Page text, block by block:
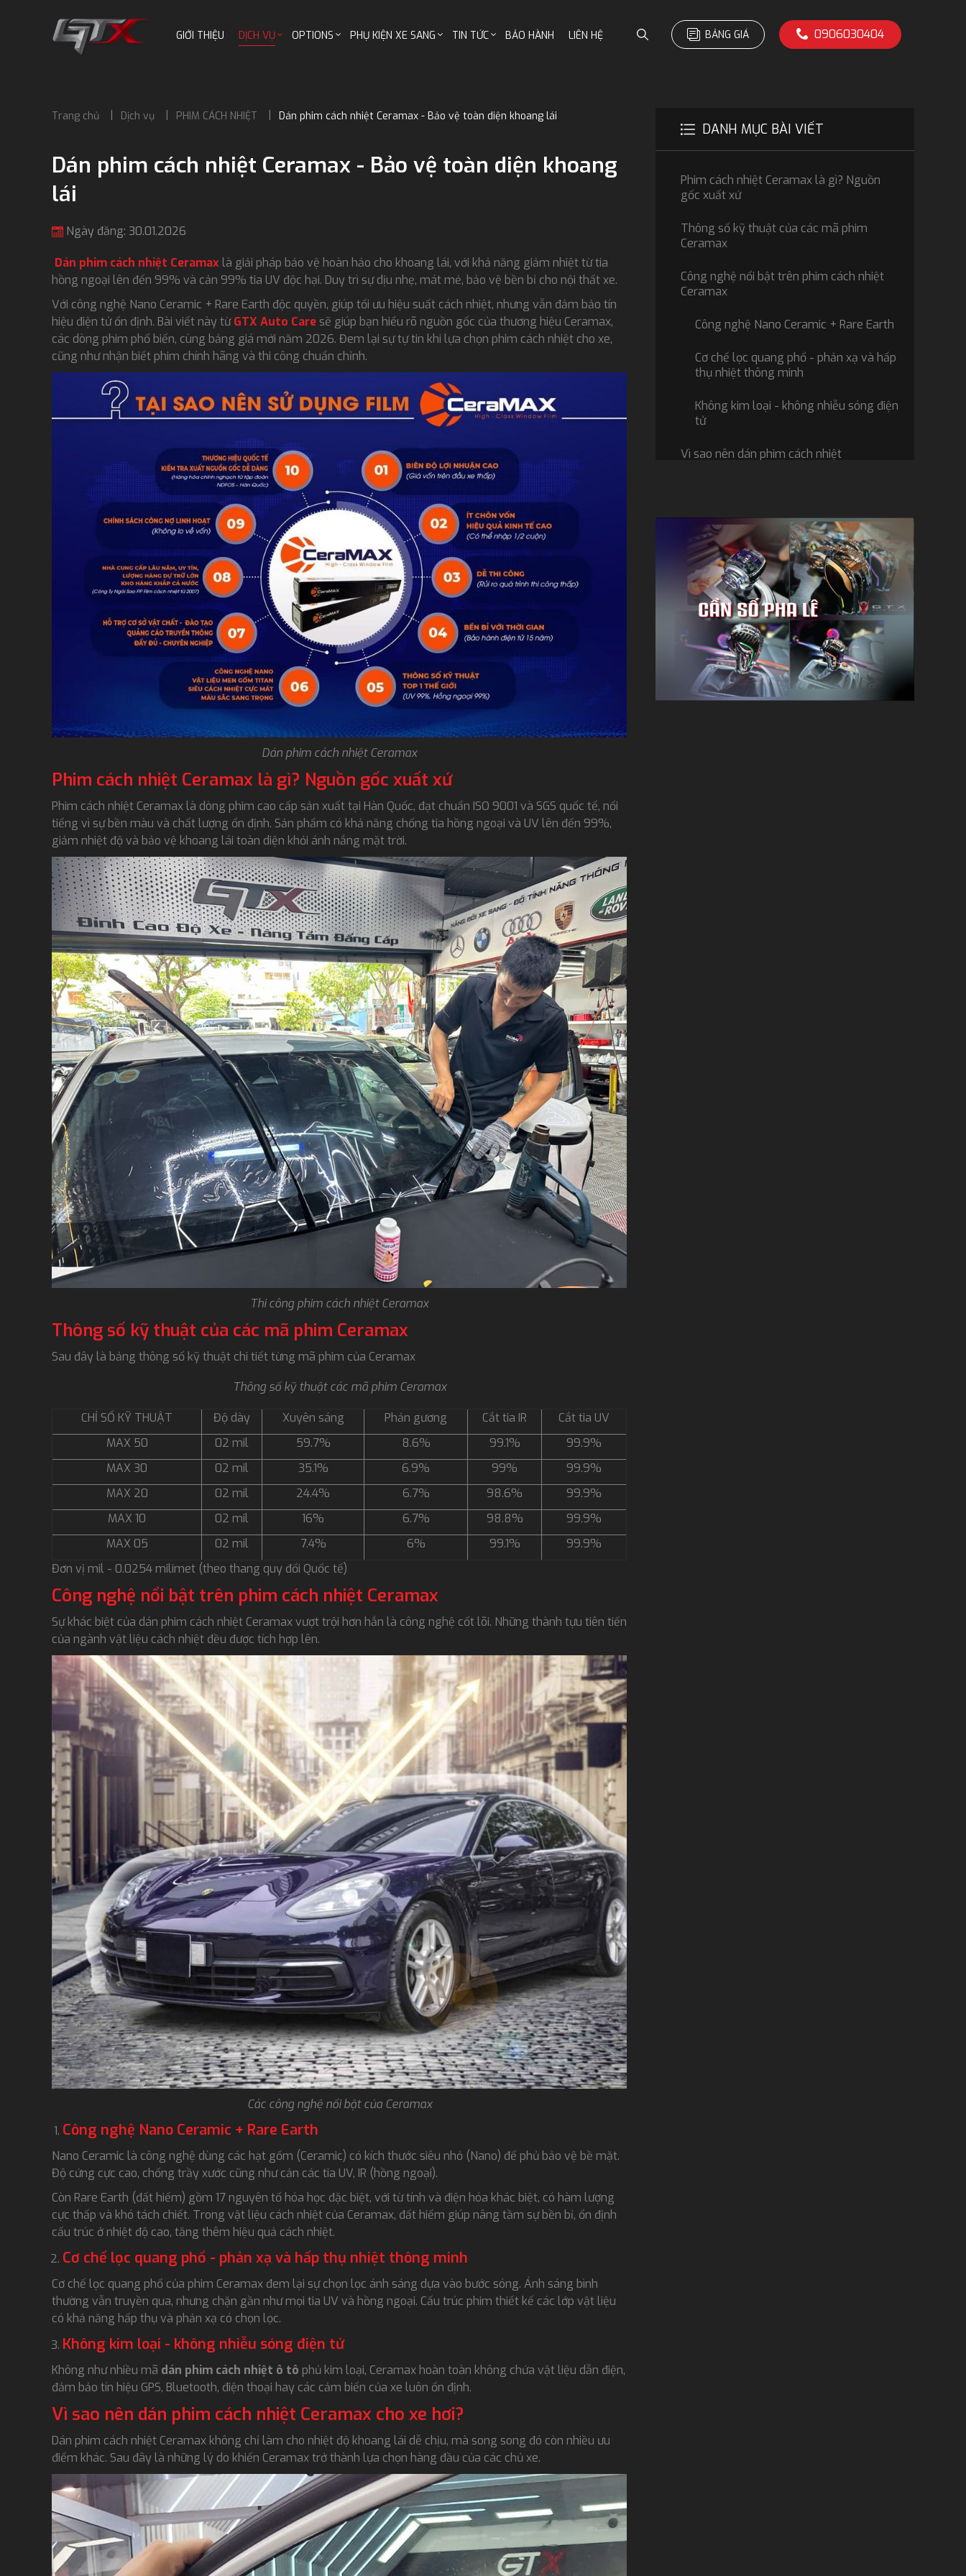
GIỚI THIỆU DỊCH VỤ OPTIONS PHỤ KIỆN XE SANG TIN TỨC BẢO HÀNH LIÊN HỆ BẢNG GIÁ 0906030404
Trang chủ Dịch vụ PHIM CÁCH NHIỆT Dán phim cách nhiệt Ceramax - Bảo vệ toàn diện khoang lái
Dán phim cách nhiệt Ceramax - Bảo vệ toàn diện khoang
lái
Ngày đăng: 30.01.2026
Dán phim cách nhiệt Ceramax là giải pháp bảo vệ hoàn hảo cho khoang lái, với khả năng giảm nhiệt từ tia
hồng ngoại lên đến 99% và cản 99% tia UV độc hại. Duy trì sự dịu nhẹ, mát mẻ, bảo vệ bền bỉ cho nội thất xe.
Với công nghệ Nano Ceramic + Rare Earth độc quyền, giúp tối ưu hiệu suất cách nhiệt, nhưng vẫn đảm bảo tín
hiệu điện tử ổn định. Bài viết này từGTX Auto Care sẽ giúp bạn hiểu rõ nguồn gốc của thương hiệu Ceramax,
các dòng phim phổ biến, cùng bảng giá mới năm 2026. Đem lại sự tự tin khi lựa chọn phim cách nhiệt cho xe,
cũng như nhận biết phim chính hãng và thi công chuẩn chỉnh.
Dán phim cách nhiệt Ceramax
Phim cách nhiệt Ceramax là gì? Nguồn gốc xuất xứ
Phim cách nhiệt Ceramax là dòng phim cao cấp sản xuất tại Hàn Quốc, đạt chuẩn ISO 9001 và SGS quốc tế, nổi
tiếng vì sự bền màu và chất lượng ổn định. Sản phẩm có khả năng chống tia hồng ngoại và UV lên đến 99%,
giảm nhiệt độ và bảo vệ khoang lái toàn diện khỏi ánh nắng mặt trời.
Thi công phim cách nhiệt Ceramax
Thông số kỹ thuật của các mã phim Ceramax
Sau đây là bảng thông số kỹ thuật chi tiết từng mã phim của Ceramax
Thông số kỹ thuật các mã phim Ceramax
CHỈ SỐ KỸ THUẬT Độ dày Xuyên sáng Phản gương Cắt tia IR
Cắt tia UV
MAX 50
02 mil 59.7% 8.6% 99.1%
99.9%
MAX 30
02 mil 35.1% 6.9% 99%
99.9%
MAX 20
02 mil 24.4% 6.7% 98.6%
99.9%
MAX 10
02 mil 16% 6.7% 98.8%
99.9%
MAX 05
02 mil 7.4% 6% 99.1%
99.9%
Đơn vị mil - 0.0254 milimet (theo thang quy đổi Quốc tế)
Công nghệ nổi bật trên phim cách nhiệt Ceramax
Sự khác biệt của dán phim cách nhiệt Ceramax vượt trội hơn hẳn là công nghệ cốt lõi. Những thành tựu tiên tiến
của ngành vật liệu cách nhiệt đều được tích hợp lên.
Các công nghệ nổi bật của Ceramax
Công nghệ Nano Ceramic + Rare Earth
Nano Ceramic là công nghệ dùng các hạt gốm (Ceramic) có kích thước siêu nhỏ (Nano) để phủ bảo vệ bề mặt.
Độ cứng cực cao, chống trầy xước cũng như cản các tia UV, IR (hồng ngoại).
Còn Rare Earth (đất hiếm) gồm 17 nguyên tố hóa học đặc biệt, với từ tính và điện hóa khác biệt, có hàm lượng
cực thấp và khó tách chiết. Trong vật liệu cách nhiệt của Ceramax, đất hiếm giúp nâng tầm sự bền bỉ, ổn định
cấu trúc ở nhiệt độ cao, tăng thêm hiệu quả cách nhiệt.
Cơ chế lọc quang phổ - phản xạ và hấp thụ nhiệt thông minh
Cơ chế lọc quang phổ của phim Ceramax đem lại sự chọn lọc ánh sáng dựa vào bước sóng. Ánh sáng bình
thường vẫn truyền qua, nhưng chặn gần như mọi tia UV và hồng ngoại. Cấu trúc phim thiết kế các lớp vật liệu
có khả năng hấp thụ và phản xạ có chọn lọc.
Không kim loại - không nhiễu sóng điện tử
Không như nhiều mã dán phim cách nhiệt ô tô phủ kim loại, Ceramax hoàn toàn không chứa vật liệu dẫn điện,
đảm bảo tín hiệu GPS, Bluetooth, điện thoại hay các cảm biến của xe luôn ổn định.
Vì sao nên dán phim cách nhiệt Ceramax cho xe hơi?
Dán phim cách nhiệt Ceramax không chỉ làm cho nhiệt độ khoang lái dễ chịu, mà song song đó còn nhiều ưu
điểm khác. Sau đây là những lý do khiến Ceramax trở thành lựa chọn hàng đầu của các chủ xe.
DANH MỤC BÀI VIẾT
Phim cách nhiệt Ceramax là gì? Nguồn
gốc xuất xứ
Thông số kỹ thuật của các mã phim
Ceramax
Công nghệ nổi bật trên phim cách nhiệt
Ceramax
Công nghệ Nano Ceramic + Rare Earth
Cơ chế lọc quang phổ - phản xạ và hấp
thụ nhiệt thông minh
Không kim loại - không nhiễu sóng điện
tử
Vì sao nên dán phim cách nhiệt
Tầm nhìn rõ nét, không chói lóa
Độ bền cao
Tính năng kháng khuẩn và lọc không
khí của dòng Ceramax cao cấp
Bảng giá dán phim cách nhiệt Ceramax
chính hãng 2026
Báo giá dán phim cách nhiệt Ceramax